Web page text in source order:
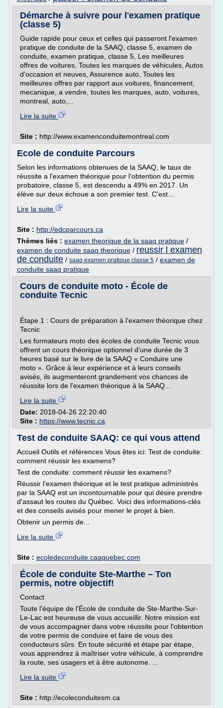
Démarche à suivre pour l'examen pratique
(classe 5)
Guide rapide pour ceux et celles qui passeront l'examen
pratique de conduite de la SAAQ, classe 5, examen de
conduite, examen pratique, classe 5, Les meilleures
offres de voitures, Toutes les marques de véhicules, Autos
d'occasion et neuves, Assurence auto, Toutes les
meilleures offres par rapport aux voitures, financement,
mecanique, a vendre, toutes les marques, auto, voitures,
montreal, auto,...
Lire la suite
Site : http://www.examenconduitemontreal.com
Ecole de conduite Parcours
Selon les informations obtenues de la SAAQ, le taux de
réussite a l'examen théorique pour l'obtention du permis
probatoire, classe 5, est descendu a 49% en 2017. Un
élève sur deux échoue a son premier test. C'est...
Lire la suite
Site : http://edcparcours.ca
Thèmes liés : examen theorique de la saaq pratique /
examen de conduite saaq theorique / reussir l examen
de conduite / saaq examen pratique classe 5 / examen de
conduite saaq pratique
Cours de conduite moto - École de
conduite Tecnic
Étape 1 : Cours de préparation à l'examen théorique chez
Tecnic
Les formateurs moto des écoles de conduite Tecnic vous
offrent un cours théorique optionnel d'une durée de 3
heures basé sur le livre de la SAAQ « Conduire une
moto ». Grâce à leur expérience et à leurs conseils
avisés, ils augmenteront grandement vos chances de
réussite lors de l'examen théorique à la SAAQ...
Lire la suite
Date: 2018-04-26 22:20:40
Site : https://www.tecnic.ca
Test de conduite SAAQ: ce qui vous attend
Accueil Outils et références Vous êtes ici: Test de conduite:
comment réussir les examens?
Test de conduite: comment réussir les examens?
Réussir l'examen théorique et le test pratique administrés
par la SAAQ est un incontournable pour qui désire prendre
d'assaut les routes du Québec. Voici des informations-clés
et des conseils avisés pour mener le projet à bien.
Obtenir un permis de...
Lire la suite
Site : ecoledeconduite.caaquebec.com
École de conduite Ste-Marthe – Ton
permis, notre objectif!
Contact
Toute l'équipe de l'École de conduite de Ste-Marthe-Sur-
Le-Lac est heureuse de vous accueillir. Notre mission est
de vous accompagner dans votre réussite pour l'obtention
de votre permis de conduire et faire de vous des
conducteurs sûrs. En toute sécurité et étape par étape,
vous apprendrez à maîtriser votre véhicule, à comprendre
la route, ses usagers et à être autonome. ...
Lire la suite
Site : http://ecoleconduitesm.ca